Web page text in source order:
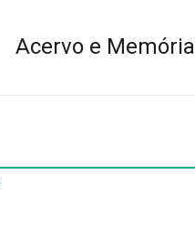
Acervo e Memória